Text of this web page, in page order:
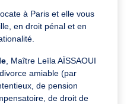
à Paris et elle vous
en droit pénal et en
, Maître Leïla AÏSSAOUI
amiable (par
de pension
de droit de